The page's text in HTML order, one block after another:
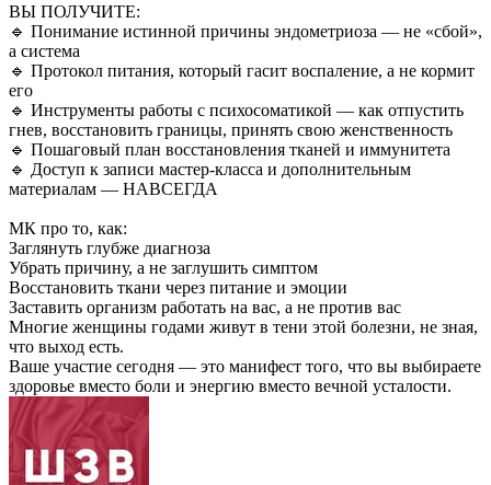
ВЫ ПОЛУЧИТЕ:
🔹 Понимание истинной причины эндометриоза — не «сбой»,
а система
🔹 Протокол питания, который гасит воспаление, а не кормит
его
🔹 Инструменты работы с психосоматикой — как отпустить
гнев, восстановить границы, принять свою женственность
🔹 Пошаговый план восстановления тканей и иммунитета
🔹 Доступ к записи мастер-класса и дополнительным
материалам — НАВСЕГДА
МК про то, как:
Заглянуть глубже диагноза
Убрать причину, а не заглушить симптом
Восстановить ткани через питание и эмоции
Заставить организм работать на вас, а не против вас
Многие женщины годами живут в тени этой болезни, не зная,
что выход есть.
Ваше участие сегодня — это манифест того, что вы выбираете
здоровье вместо боли и энергию вместо вечной усталости.